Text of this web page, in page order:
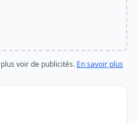
voir de publicités. En savoir plus